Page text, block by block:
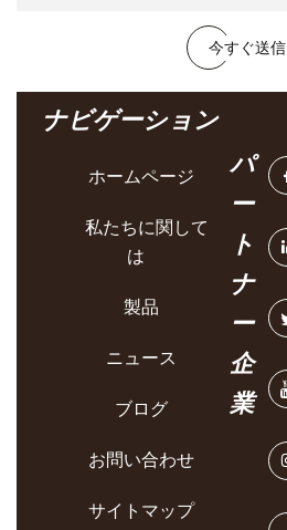
今すぐ送信
ナビゲーション
ホームページ
私たちに関して
は
製品
ニュース
ブログ
お問い合わせ
サイトマップ
パ
ー
ト
ナ
ー
企
業